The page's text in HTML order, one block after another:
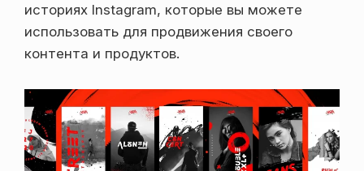
историях Instagram, которые вы можете
использовать для продвижения своего
контента и продуктов.